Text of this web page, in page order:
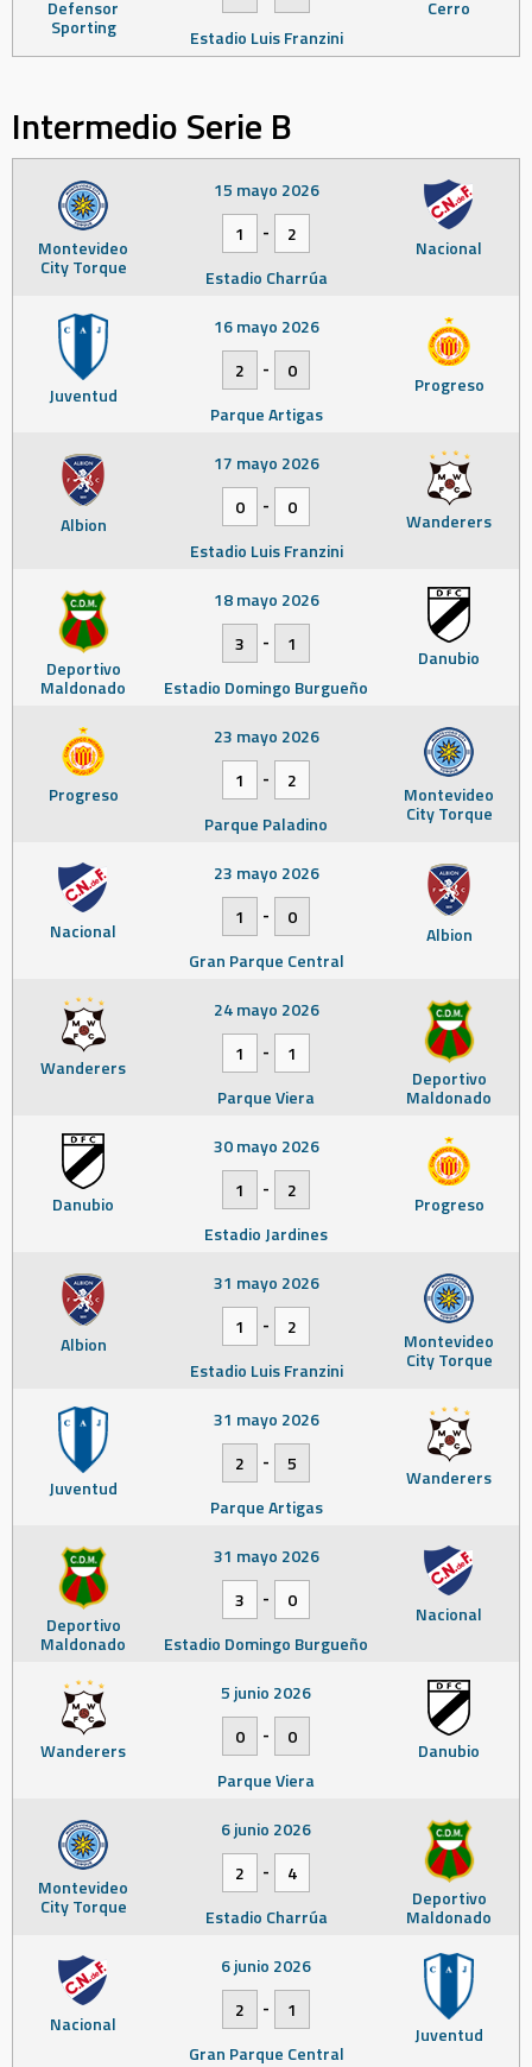
Defensor
Sporting
Cerro
Estadio Luis Franzini
Intermedio Serie B
Montevideo
City Torque
Nacional
15 mayo 2026
1
-
2
Estadio Charrúa
Juventud Progreso
16 mayo 2026
2
-
0
Parque Artigas
Albion Wanderers
17 mayo 2026
0
-
0
Estadio Luis Franzini
Deportivo
Maldonado
Danubio
18 mayo 2026
3
-
1
Estadio Domingo Burgueño
Progreso Montevideo
City Torque
23 mayo 2026
1
-
2
Parque Paladino
Nacional Albion
23 mayo 2026
1
-
0
Gran Parque Central
Wanderers Deportivo
Maldonado
24 mayo 2026
1
-
1
Parque Viera
Danubio Progreso
30 mayo 2026
1
-
2
Estadio Jardines
Albion Montevideo
City Torque
31 mayo 2026
1
-
2
Estadio Luis Franzini
Juventud Wanderers
31 mayo 2026
2
-
5
Parque Artigas
Deportivo
Maldonado
Nacional
31 mayo 2026
3
-
0
Estadio Domingo Burgueño
Wanderers Danubio
5 junio 2026
0
-
0
Parque Viera
Montevideo
City Torque Deportivo
Maldonado
6 junio 2026
2
-
4
Estadio Charrúa
Nacional Juventud
6 junio 2026
2
-
1
Gran Parque Central